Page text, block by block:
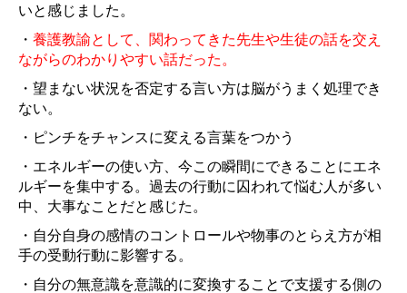
いと感じました。
・ 養護教諭として、関わってきた先生や生徒の話を交え
ながらのわかりやすい話だった。
・望まない状況を否定する言い方は脳がうまく処理でき
ない。
・ピンチをチャンスに変える言葉をつかう
・エネルギーの使い方、今この瞬間にできることにエネ
ルギーを集中する。過去の行動に囚われて悩む人が多い
中、大事なことだと感じた。
・自分自身の感情のコントロールや物事のとらえ方が相
手の受動行動に影響する。
・自分の無意識を意識的に変換することで支援する側の